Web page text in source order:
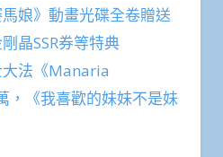
娘》動畫光碟全卷贈送
晶SSR券等特典
大法《Manaria
，《我喜歡的妹妹不是妹